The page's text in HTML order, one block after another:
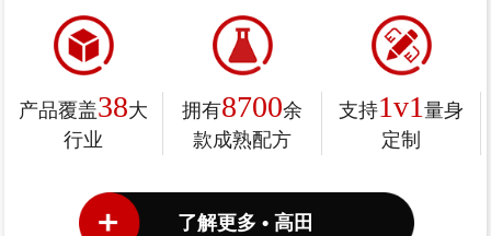
产品覆盖38大
行业
拥有8700余
款成熟配方
支持1v1量身
定制
了解更多 • 高田